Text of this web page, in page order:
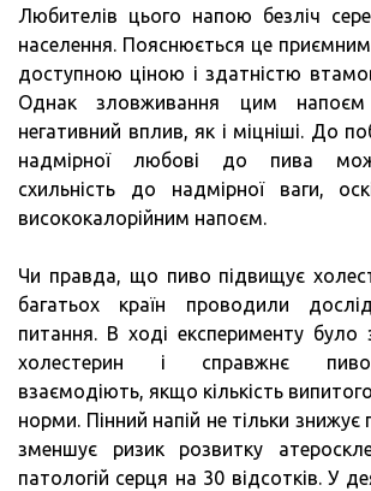
Любителів цього напою безліч
населення. Пояснюється це
доступною ціною і здатністю
Однак зловживання цим
негативний вплив, як і міцніші. До
надмірної любові до пива
схильність до надмірної ваги,
висококалорійним напоєм.
Чи правда, що пиво підвищує
багатьох країн проводили
питання. В ході експерименту було
холестерин і справжнє
взаємодіють, якщо кількість
норми. Пінний напій не тільки знижує
зменшує ризик розвитку
патологій серця на 30 відсотків. У